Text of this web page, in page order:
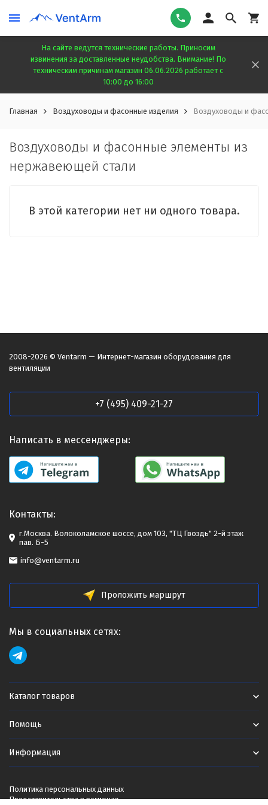
На сайте ведутся технические работы. Приносим
извинения за доставленные неудобства. Внимание! По
техническим причинам магазин 06.06.2026 работает с
10:00 до 16:00
Главная Воздуховоды и фасонные изделия Воздуховоды и
Воздуховоды и фасонные элементы из
нержавеющей стали
В этой категории нет ни одного товара.
2008-2026 © Ventarm — Интернет-магазин оборудования для
вентиляции
+7 (495) 409-21-27
Написать в мессенджеры:
Контакты:
г.Москва. Волоколамское шоссе, дом 103, "ТЦ Гвоздь" 2-й этаж
пав. Б-5
info@ventarm.ru
Проложить маршрут
Мы в социальных сетях:
Каталог товаров
Помощь
Информация
Политика персональных данных
Представительства в регионах